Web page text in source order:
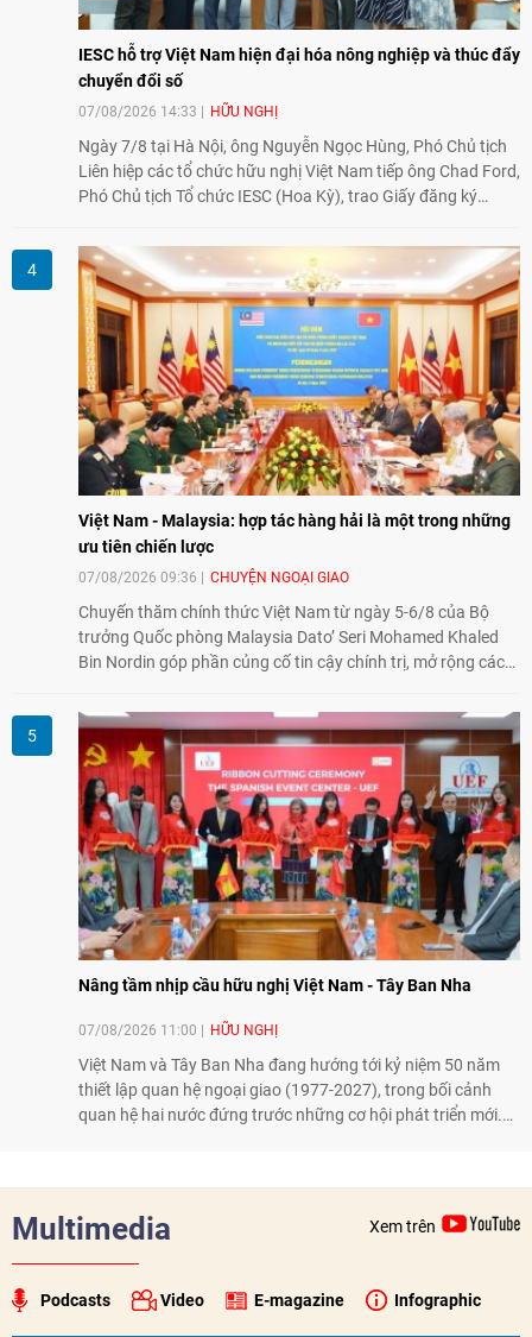
IESC hỗ trợ Việt Nam hiện đại hóa nông nghiệp và thúc đẩy
chuyển đổi số
07/08/2026 14:33 HỮU NGHỊ
Ngày 7/8 tại Hà Nội, ông Nguyễn Ngọc Hùng, Phó Chủ tịch
Liên hiệp các tổ chức hữu nghị Việt Nam tiếp ông Chad Ford,
Phó Chủ tịch Tổ chức IESC (Hoa Kỳ), trao Giấy đăng ký
đổi về định hướng triển khai Dự án "Mở rộng Thương mại
Nông nghiệp và An toàn thực phẩm Hoa Kỳ - Việt Nam",
hướng tới thúc đẩy chuyển đổi số, hiện đại hóa nông nghiệp
và mở rộng hợp tác phát triển giữa hai nước.
Việt Nam - Malaysia: hợp tác hàng hải là một trong những
ưu tiên chiến lược
07/08/2026 09:36 CHUYỆN NGOẠI GIAO
Chuyến thăm chính thức Việt Nam từ ngày 5-6/8 của Bộ
trưởng Quốc phòng Malaysia Dato’ Seri Mohamed Khaled
Bin Nordin góp phần củng cố tin cậy chính trị, mở rộng các
Malaysia theo hướng ngày càng thực chất.
Nâng tầm nhịp cầu hữu nghị Việt Nam - Tây Ban Nha
07/08/2026 11:00 HỮU NGHỊ
Việt Nam và Tây Ban Nha đang hướng tới kỷ niệm 50 năm
thiết lập quan hệ ngoại giao (1977-2027), trong bối cảnh
quan hệ hai nước đứng trước những cơ hội phát triển mới.
xã hội, tăng cường hiểu biết, tin cậy và gắn bó giữa nhân
dân hai nước.
Multimedia Xem trên
Podcasts Video E-magazine Infographic